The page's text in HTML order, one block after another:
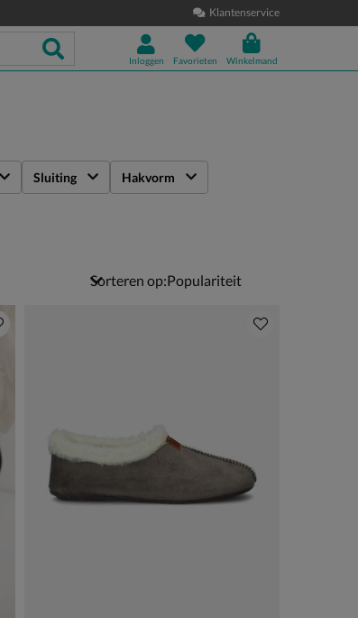
Klantenservice
Inloggen Favorieten Winkelmand
Sluiting Hakvorm
Sorteren op: